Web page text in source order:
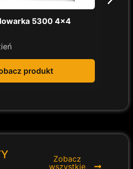
5300 4×4
produkt
Zobacz
wszystkie